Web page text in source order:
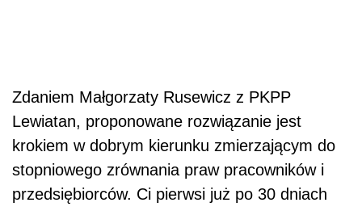
Zdaniem Małgorzaty Rusewicz z PKPP
Lewiatan, proponowane rozwiązanie jest
krokiem w dobrym kierunku zmierzającym do
stopniowego zrównania praw pracowników i
przedsiębiorców. Ci pierwsi już po 30 dniach